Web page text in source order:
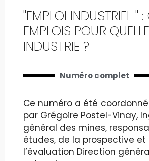
"EMPLOI INDUSTRIEL " :
EMPLOIS POUR QUELLE
INDUSTRIE ?
Numéro complet
Ce numéro a été coordonné
par Grégoire Postel-Vinay,
général des mines,
études, de la prospective et
l’évaluation Direction